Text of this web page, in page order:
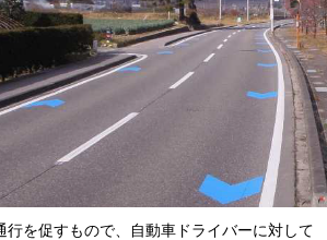
を促すもので、自動車ドライバーに対して